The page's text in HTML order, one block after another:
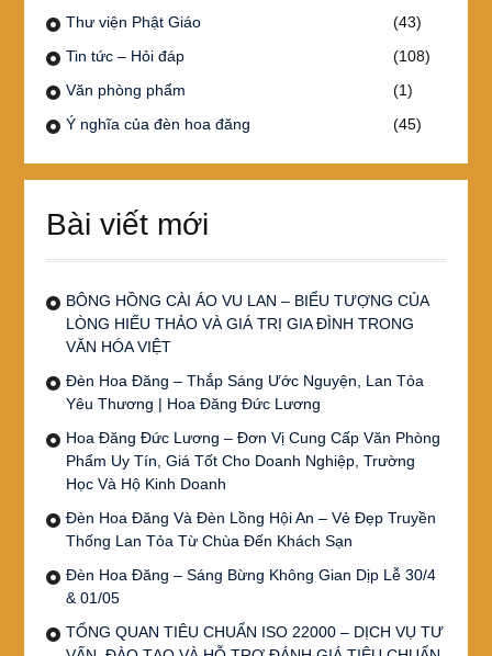
Thư viện Phật Giáo
(43)
Tin tức – Hỏi đáp
(108)
Văn phòng phẩm
(1)
Ý nghĩa của đèn hoa đăng
(45)
Bài viết mới
BÔNG HỒNG CÀI ÁO VU LAN – BIỂU TƯỢNG CỦA
LÒNG HIẾU THẢO VÀ GIÁ TRỊ GIA ĐÌNH TRONG
VĂN HÓA VIỆT
Đèn Hoa Đăng – Thắp Sáng Ước Nguyện, Lan Tỏa
Yêu Thương | Hoa Đăng Đức Lương
Hoa Đăng Đức Lương – Đơn Vị Cung Cấp Văn Phòng
Phẩm Uy Tín, Giá Tốt Cho Doanh Nghiệp, Trường
Học Và Hộ Kinh Doanh
Đèn Hoa Đăng Và Đèn Lồng Hội An – Vẻ Đẹp Truyền
Thống Lan Tỏa Từ Chùa Đến Khách Sạn
Đèn Hoa Đăng – Sáng Bừng Không Gian Dịp Lễ 30/4
& 01/05
TỔNG QUAN TIÊU CHUẨN ISO 22000 – DỊCH VỤ TƯ